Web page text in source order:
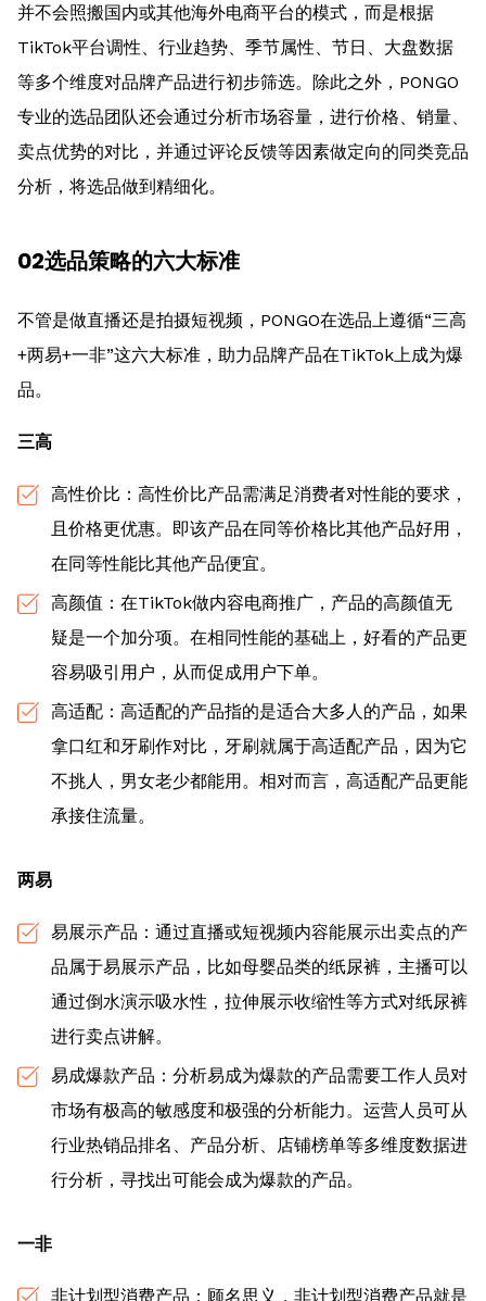
并不会照搬国内或其他海外电商平台的模式，而是根据
TikTok平台调性、行业趋势、季节属性、节日、大盘数据
等多个维度对品牌产品进行初步筛选。除此之外，PONGO
专业的选品团队还会通过分析市场容量，进行价格、销量、
卖点优势的对比，并通过评论反馈等因素做定向的同类竞品
分析，将选品做到精细化。
02选品策略的六大标准
不管是做直播还是拍摄短视频，PONGO在选品上遵循“三高
+两易+一非”这六大标准，助力品牌产品在TikTok上成为爆
品。
三高
高性价比：高性价比产品需满足消费者对性能的要求，
且价格更优惠。即该产品在同等价格比其他产品好用，
在同等性能比其他产品便宜。
高颜值：在TikTok做内容电商推广，产品的高颜值无
疑是一个加分项。在相同性能的基础上，好看的产品更
容易吸引用户，从而促成用户下单。
高适配：高适配的产品指的是适合大多人的产品，如果
拿口红和牙刷作对比，牙刷就属于高适配产品，因为它
不挑人，男女老少都能用。相对而言，高适配产品更能
承接住流量。
两易
易展示产品：通过直播或短视频内容能展示出卖点的产
品属于易展示产品，比如母婴品类的纸尿裤，主播可以
通过倒水演示吸水性，拉伸展示收缩性等方式对纸尿裤
进行卖点讲解。
易成爆款产品：分析易成为爆款的产品需要工作人员对
市场有极高的敏感度和极强的分析能力。运营人员可从
行业热销品排名、产品分析、店铺榜单等多维度数据进
行分析，寻找出可能会成为爆款的产品。
一非
非计划型消费产品：顾名思义，非计划型消费产品就是